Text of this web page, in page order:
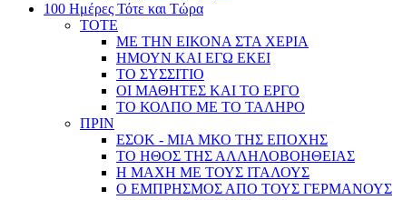
100 Ημέρες Τότε και Τώρα
ΤΟΤΕ
ΜΕ ΤΗΝ ΕΙΚΟΝΑ ΣΤΑ ΧΕΡΙΑ
ΗΜΟΥΝ ΚΑΙ ΕΓΩ ΕΚΕΙ
ΤΟ ΣΥΣΣΙΤΙΟ
ΟΙ ΜΑΘΗΤΕΣ ΚΑΙ ΤΟ ΕΡΓΟ
ΤΟ ΚΟΛΠΟ ΜΕ ΤΟ ΤΑΛΗΡΟ
ΠΡΙΝ
ΕΣΟΚ - ΜΙΑ ΜΚΟ ΤΗΣ ΕΠΟΧΗΣ
ΤΟ ΗΘΟΣ ΤΗΣ ΑΛΛΗΛΟΒΟΗΘΕΙΑΣ
Η ΜΑΧΗ ΜΕ ΤΟΥΣ ΙΤΑΛΟΥΣ
Ο ΕΜΠΡΗΣΜΟΣ ΑΠΟ ΤΟΥΣ ΓΕΡΜΑΝΟΥΣ